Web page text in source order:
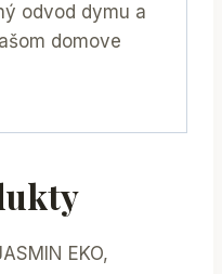
odvod dymu a
domove